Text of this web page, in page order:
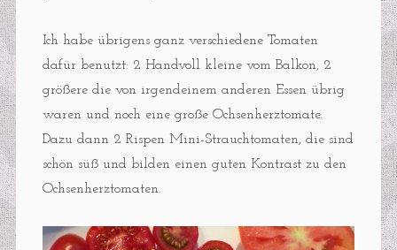
Ich habe übrigens ganz verschiedene Tomaten
dafür benutzt: 2 Handvoll kleine vom Balkon, 2
größere die von irgendeinem anderen Essen übrig
waren und noch eine große Ochsenherztomate.
Dazu dann 2 Rispen Mini-Strauchtomaten, die sind
schön süß und bilden einen guten Kontrast zu den
Ochsenherztomaten.